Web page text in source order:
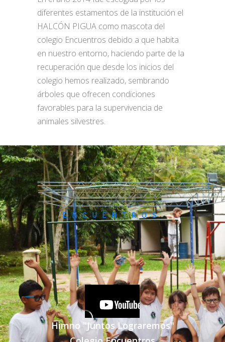
diferentes estamentos de la institución el
HALCÓN PIGUA como mascota del
colegio Encuentros debido a que habita
en nuestro entorno, haciendo parte de la
recuperación que desde los inicios del
colegio hemos realizado, sembrando
árboles que ofrecen condiciones
favorables para la supervivencia de
animales silvestres.